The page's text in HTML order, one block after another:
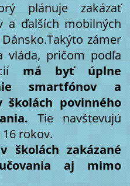
plánuje zakázať
a ďalších mobilných
zámer
vláda, pričom podľa
má byť úplne
smartfónov a
povinného
Tie navštevujú
rokov.
školách zakázané
aj mimo